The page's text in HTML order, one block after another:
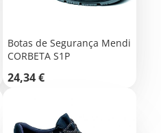
Botas de Segurança Mendi
CORBETA S1P
Preço
24,34 €